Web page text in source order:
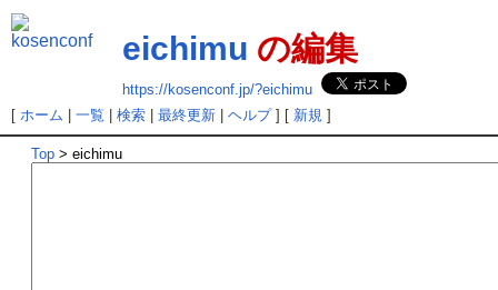
eichimu の編集
https://kosenconf.jp/?eichimu
[ ホーム 一覧 検索| 最終更新| ヘルプ] [ 新規]
Top > eichimu